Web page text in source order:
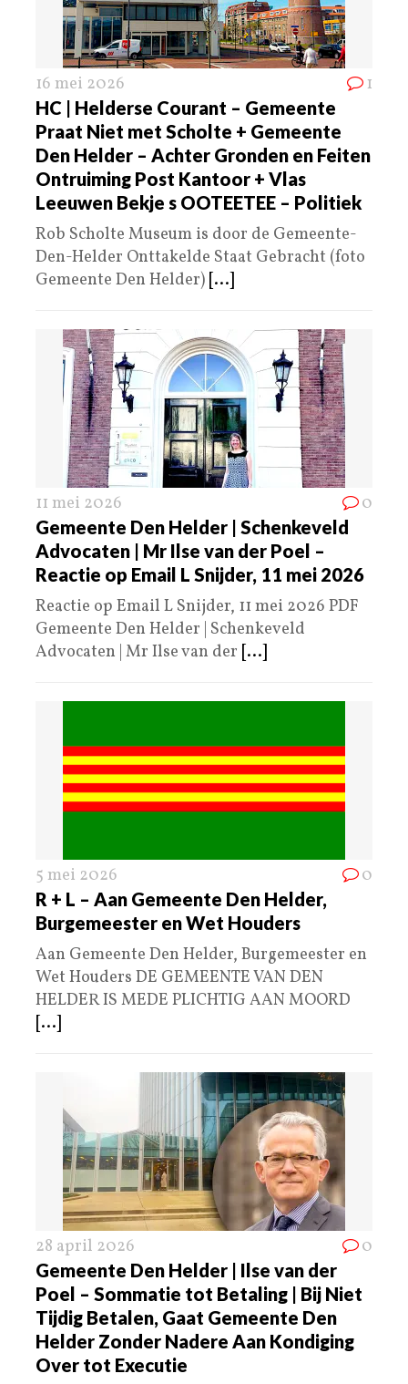
16 mei 2026 1
HC | Helderse Courant – Gemeente
Praat Niet met Scholte + Gemeente
Den Helder – Achter Gronden en Feiten
Ontruiming Post Kantoor + Vlas
Leeuwen Bekje s OOTEETEE – Politiek
Rob Scholte Museum is door de Gemeente-
Den-Helder Onttakelde Staat Gebracht (foto
Gemeente Den Helder) [...]
11 mei 2026 0
Gemeente Den Helder | Schenkeveld
Advocaten | Mr Ilse van der Poel –
Reactie op Email L Snijder, 11 mei 2026
Reactie op Email L Snijder, 11 mei 2026 PDF
Gemeente Den Helder | Schenkeveld
Advocaten | Mr Ilse van der [...]
5 mei 2026 0
R + L – Aan Gemeente Den Helder,
Burgemeester en Wet Houders
Aan Gemeente Den Helder, Burgemeester en
Wet Houders DE GEMEENTE VAN DEN
HELDER IS MEDE PLICHTIG AAN MOORD
[...]
28 april 2026 0
Gemeente Den Helder | Ilse van der
Poel – Sommatie tot Betaling | Bij Niet
Tijdig Betalen, Gaat Gemeente Den
Helder Zonder Nadere Aan Kondiging
Over tot Executie